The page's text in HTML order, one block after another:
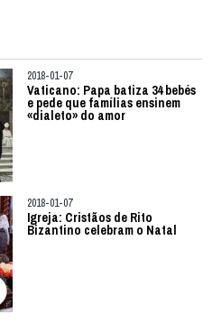
2018-01-07
Vaticano: Papa batiza 34 bebés
e pede que famílias ensinem
«dialeto» do amor
2018-01-07
Igreja: Cristãos de Rito
Bizantino celebram o Natal